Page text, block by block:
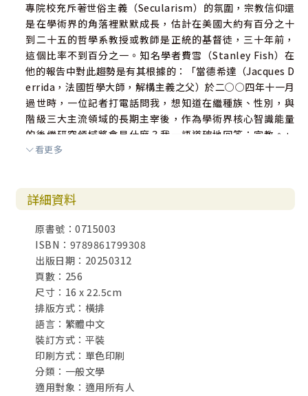
專院校充斥著世俗主義（Secularism）的氛圍，宗教信仰還
是在學術界的角落裡默默成長，估計在美國大約有百分之十
到二十五的哲學系教授或教師是正統的基督徒，三十年前，
這個比率不到百分之一。知名學者費雪（Stanley Fish）在
他的報告中對此趨勢是有其根據的：「當德希達（Jacques D
errida，法國哲學大師，解構主義之父）於二○○四年十一月
過世時，一位記者打電話問我，想知道在繼種族、性別，與
階級三大主流領域的長期主宰後，作為學術界核心智識能量
的後繼研究領域將會是什麼？我一語道破地回答：宗教。」
簡言之，在宗教議題上，世界是被兩極化的：它正在向著
宗教，一度被認為會從原本比較優勢強大、超自然取向的高
峰狀態逐漸式微，甚至走向凋亡；但現在這種「科技進步導
致世俗主義」的理論現在正在被解構，或是被徹底反省。即
便在歐洲，目前在基督教緩步成長，而回教快速發展的現實
狀況下，其未來也未必走向世俗化。
兩個陣營
在這種兩個極端現象中，我的論點有其立場上的特別優勢：
我成長於賓州東部一個主流信義會的教會。在一九六○年早
期，十來歲的我正接受一個為期兩年為堅振禮預備的課程，
其中包含基督教信仰、實踐與歷史，目的在讓年輕人對信仰
有更全面性的瞭解，將來可以在人前公開承諾並接受這信
看更多
詳細資料
原書號：0715003
ISBN：9789861799308
出版日期：20250312
頁數：256
尺寸：16 x 22.5cm
排版方式：橫排
語言：繁體中文
裝訂方式：平裝
印刷方式：單色印刷
分類：一般文學
適用對象：適用所有人